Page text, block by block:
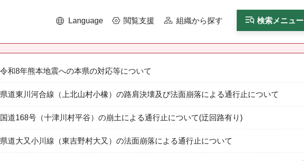
Language 閲覧支援 組織から探す 検索メニュー
令和8年熊本地震への本県の対応等について
県道東川河合線（上北山村小橡）の路肩決壊及び法面崩落による通行止について
国道168号（十津川村平谷）の崩土による通行止について(迂回路有り)
県道大又小川線（東吉野村大又）の法面崩落による通行止について